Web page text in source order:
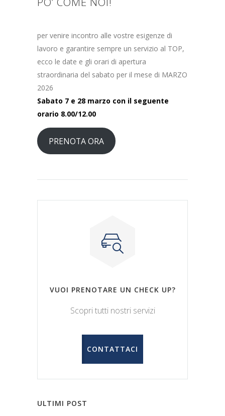
per venire incontro alle vostre esigenze di
lavoro e garantire sempre un servizio al TOP,
ecco le date e gli orari di apertura
straordinaria del sabato per il mese di MARZO
2026
Sabato 7 e 28 marzo con il seguente
orario 8.00/12.00
PRENOTA ORA
VUOI PRENOTARE UN CHECK UP?
Scopri tutti nostri servizi
CONTATTACI
ULTIMI POST